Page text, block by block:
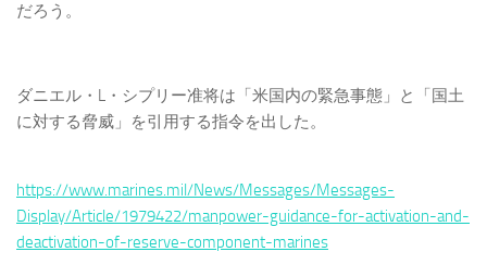
だろう。
ダニエル・L・シプリー准将は「米国内の緊急事態」と「国土
に対する脅威」を引用する指令を出した。
https://www.marines.mil/News/Messages/Messages-
Display/Article/1979422/manpower-guidance-for-activation-and-
deactivation-of-reserve-component-marines